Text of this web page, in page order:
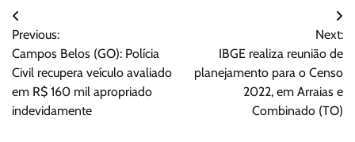
Navegação
de
Post
Previous:
Campos Belos (GO): Polícia
Civil recupera veículo avaliado
em R$ 160 mil apropriado
indevidamente
Next:
IBGE realiza reunião de
planejamento para o Censo
2022, em Arraias e
Combinado (TO)